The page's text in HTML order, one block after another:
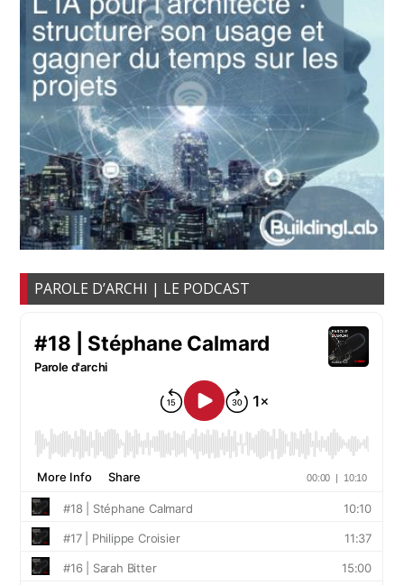
PAROLE D’ARCHI | LE PODCAST